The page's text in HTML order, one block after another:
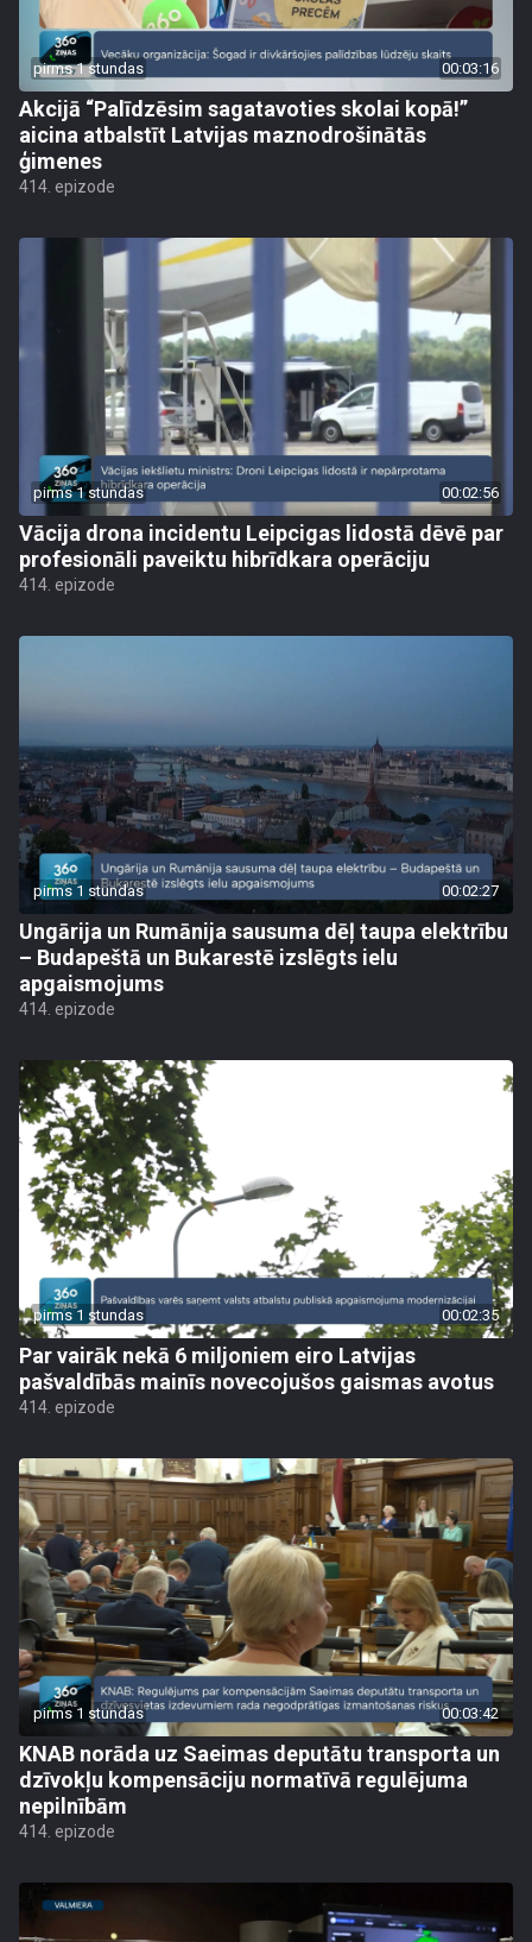
pirms 1 stundas 00:03:16
Akcijā “Palīdzēsim sagatavoties skolai kopā!”
aicina atbalstīt Latvijas maznodrošinātās
ģimenes
414. epizode
pirms 1 stundas 00:02:56
Vācija drona incidentu Leipcigas lidostā dēvē par
profesionāli paveiktu hibrīdkara operāciju
414. epizode
pirms 1 stundas 00:02:27
Ungārija un Rumānija sausuma dēļ taupa elektrību
– Budapeštā un Bukarestē izslēgts ielu
apgaismojums
414. epizode
pirms 1 stundas 00:02:35
Par vairāk nekā 6 miljoniem eiro Latvijas
pašvaldībās mainīs novecojušos gaismas avotus
414. epizode
pirms 1 stundas 00:03:42
KNAB norāda uz Saeimas deputātu transporta un
dzīvokļu kompensāciju normatīvā regulējuma
nepilnībām
414. epizode